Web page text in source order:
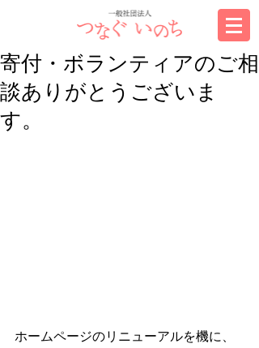
寄付・ボランティアのご相
談ありがとうございま
す。
ホームページのリニューアルを機に、